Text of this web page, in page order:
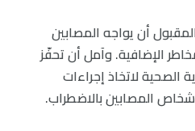
أن يواجه المصابين
الإضافية. وآمل أن تحفّز
الصحية لاتخاذ إجراءات
المصابين بالاضطراب.